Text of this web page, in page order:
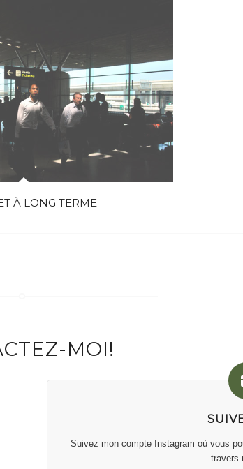
À LONG TERME
MOI!
Suivez mon compte Instagram où vous
travers